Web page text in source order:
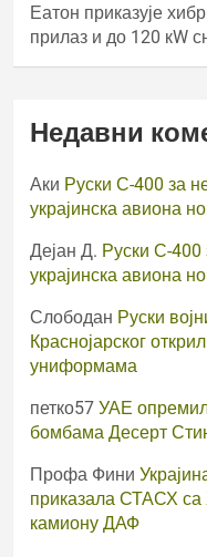
Еатон приказује
прилаз и до 120 кW
Недавни
Аки Руски С-400 за
украјинска авиона
Дејан Д. Руски С-
украјинска авиона
Слободан Руски
Краснојарског
униформама
петко57 УАЕ
бомбама Десерт
Профа Фини
приказала СТАСХ
камиону ДАФ